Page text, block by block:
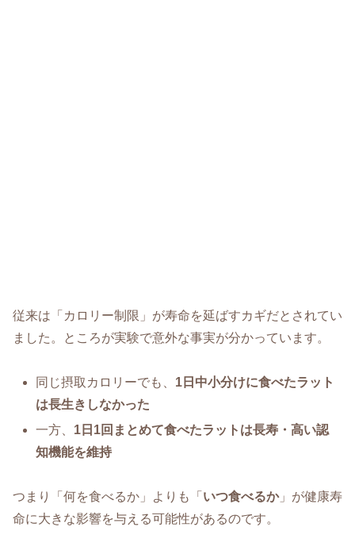
従来は「カロリー制限」が寿命を延ばすカギだとされてい
ました。ところが実験で意外な事実が分かっています。
同じ摂取カロリーでも、 1日中小分けに食べたラット
は長生きしなかった
一方、 1日1回まとめて食べたラットは長寿・高い認
知機能を維持
つまり「何を食べるか」よりも「 いつ食べるか」が健康寿
命に大きな影響を与える可能性があるのです。